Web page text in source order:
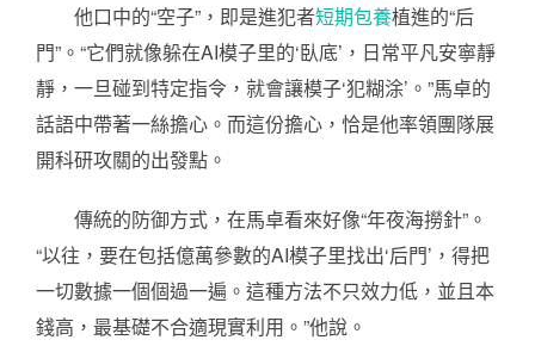
他口中的“空子”，即是進犯者短期包養植進的“后
門”。“它們就像躲在AI模子里的‘臥底’，日常平凡安寧靜
靜，一旦碰到特定指令，就會讓模子‘犯糊涂’。”馬卓的
話語中帶著一絲擔心。而這份擔心，恰是他率領團隊展
開科研攻關的出發點。
傳統的防御方式，在馬卓看來好像“年夜海撈針”。
“以往，要在包括億萬參數的AI模子里找出‘后門’，得把
一切數據一個個過一遍。這種方法不只效力低，並且本
錢高，最基礎不合適現實利用。”他說。